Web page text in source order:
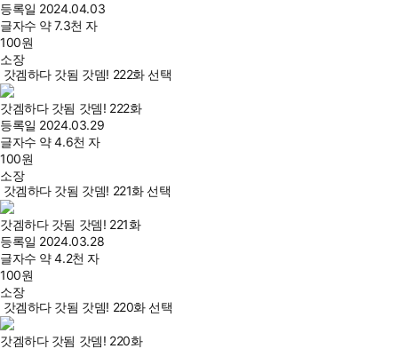
등록일 2024.04.03
글자수 약 7.3천 자
100원
소장
갓겜하다 갓됨 갓뎀! 222화 선택
갓겜하다 갓됨 갓뎀! 222화
등록일 2024.03.29
글자수 약 4.6천 자
100원
소장
갓겜하다 갓됨 갓뎀! 221화 선택
갓겜하다 갓됨 갓뎀! 221화
등록일 2024.03.28
글자수 약 4.2천 자
100원
소장
갓겜하다 갓됨 갓뎀! 220화 선택
갓겜하다 갓됨 갓뎀! 220화